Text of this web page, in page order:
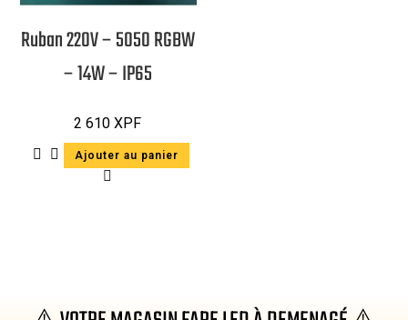
Ruban 220V – 5050 RGBW
– 14W – IP65
2 610XPF
Ajouter au panier